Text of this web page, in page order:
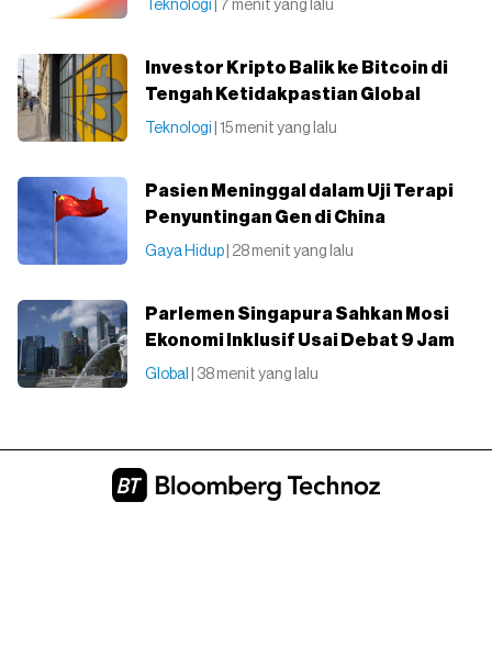
Teknologi | 7 menit yang lalu
Investor Kripto Balik ke Bitcoin di
Tengah Ketidakpastian Global
Teknologi | 15 menit yang lalu
Pasien Meninggal dalam Uji Terapi
Penyuntingan Gen di China
Gaya Hidup | 28 menit yang lalu
Parlemen Singapura Sahkan Mosi
Ekonomi Inklusif Usai Debat 9 Jam
Global | 38 menit yang lalu